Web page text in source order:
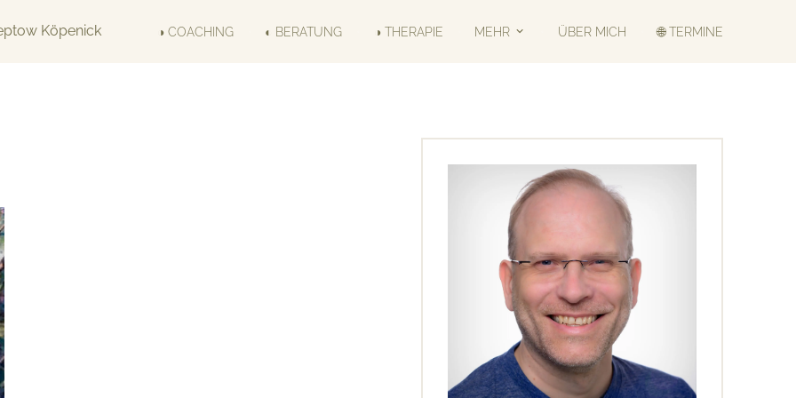
◑ COACHING ◐ BERATUNG ◑ THERAPIE MEHR ÜBER MICH 🌐 TERMINE